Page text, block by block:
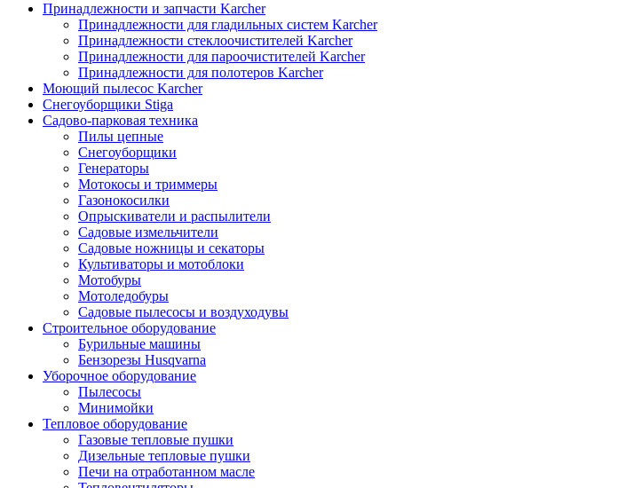
Принадлежности и запчасти Karcher
Принадлежности для гладильных систем Karcher
Принадлежности стеклоочистителей Karcher
Принадлежности для пароочистителей Karcher
Принадлежности для полотеров Karcher
Моющий пылесос Karcher
Снегоуборщики Stiga
Садово-парковая техника
Пилы цепные
Снегоуборщики
Генераторы
Мотокосы и триммеры
Газонокосилки
Опрыскиватели и распылители
Садовые измельчители
Садовые ножницы и секаторы
Культиваторы и мотоблоки
Мотобуры
Мотоледобуры
Садовые пылесосы и воздуходувы
Строительное оборудование
Бурильные машины
Бензорезы Husqvarna
Уборочное оборудование
Пылесосы
Минимойки
Тепловое оборудование
Газовые тепловые пушки
Дизельные тепловые пушки
Печи на отработанном масле